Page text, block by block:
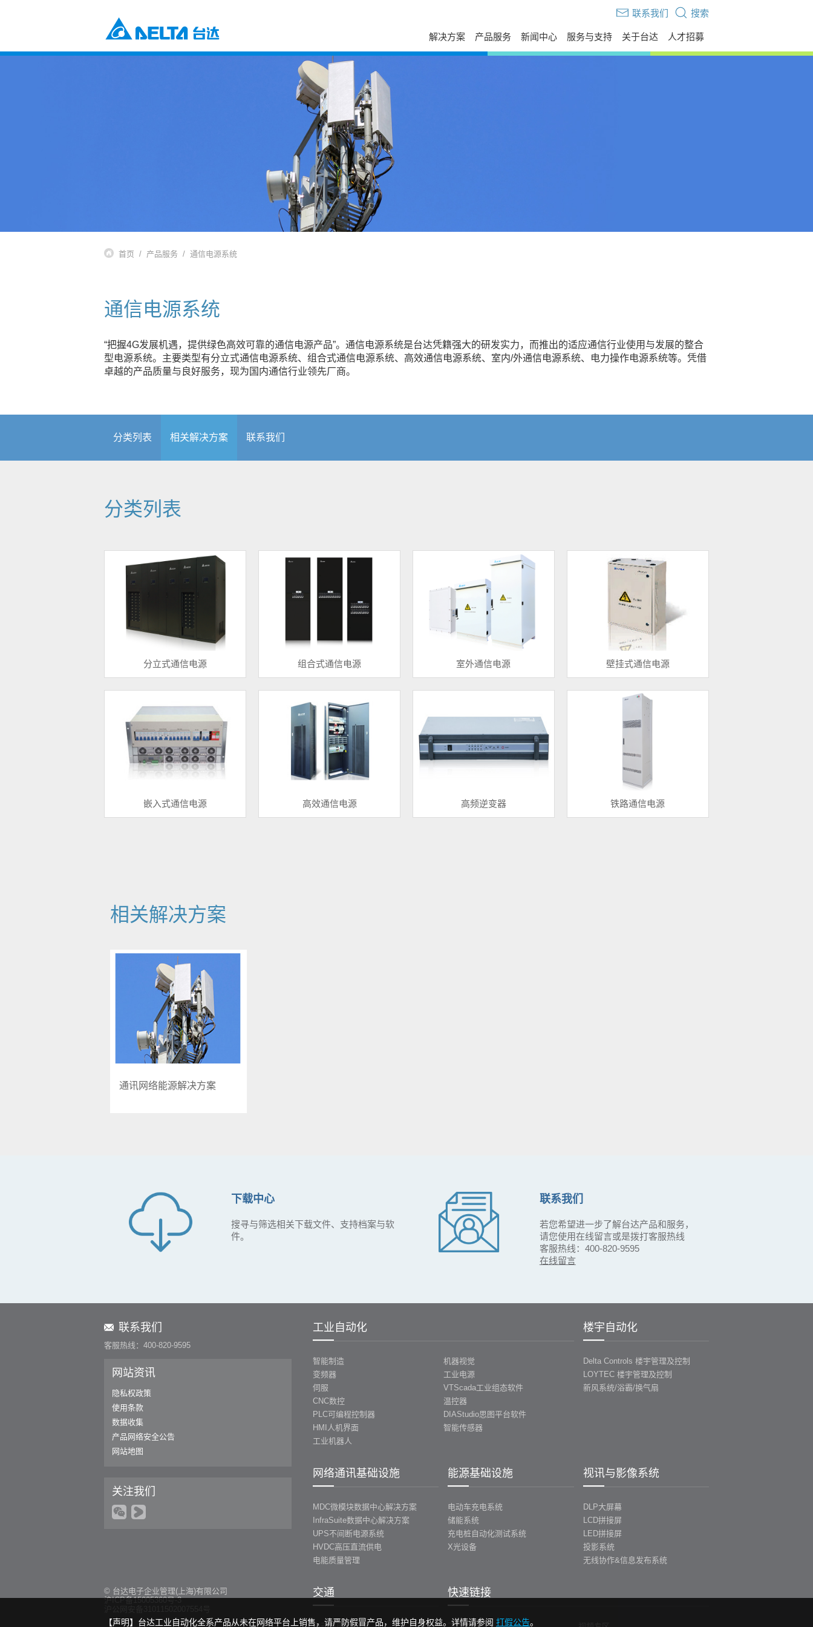
搜索
联系我们
解决方案 产品服务
能源基础设施
新闻中心
活动讯息
视频专区
出版刊物
新闻联络
服务与支持
服务与支持
售后服务
电源年保服务
工业自动化服务
打假公告
常见问题
产品网络安全漏洞管理政策
培训中心
云课堂
课堂培训
在线留言
关于台达
台达简介
发展历程与企业文化
经营团队
事业范畴
全球营运
研发与创新
国家认可实验室
大事纪
可持续发展
相关连结
供货商自荐
人才招募
首页 产品服务 通信电源系统
通信电源系统
“把握4G发展机遇，提供绿色高效可靠的通信电源产品”。通信电源系统是台达凭籍强大的研发实力，而推出的适应通信行业使用与发展的整合
型电源系统。主要类型有分立式通信电源系统、组合式通信电源系统、高效通信电源系统、室内/外通信电源系统、电力操作电源系统等。凭借
卓越的产品质量与良好服务，现为国内通信行业领先厂商。
分类列表 相关解决方案 联系我们
分类列表
分立式通信电源 组合式通信电源 室外通信电源 壁挂式通信电源
嵌入式通信电源 高效通信电源 高频逆变器 铁路通信电源
相关解决方案
通讯网络能源解决方案
下载中心
搜寻与筛选相关下载文件、支持档案与软
件。
联系我们
若您希望进一步了解台达产品和服务，
请您使用在线留言或是拨打客服热线
客服热线：400-820-9595
在线留言
联系我们
客服热线：400-820-9595
网站资讯
隐私权政策
使用条款
数据收集
产品网络安全公告
网站地图
关注我们
© 台达电子企业管理(上海)有限公司
沪ICP备15005360号-3
工业自动化
智能制造
变频器
伺服
CNC数控
PLC可编程控制器
HMI人机界面
工业机器人
机器视觉
工业电源
VTScada工业组态软件
温控器
DIAStudio思图平台软件
智能传感器
楼宇自动化
Delta Controls 楼宇管理及控制
LOYTEC 楼宇管理及控制
新风系统/浴霸/换气扇
网络通讯基础设施
MDC微模块数据中心解决方案
InfraSuite数据中心解决方案
UPS不间断电源系统
HVDC高压直流供电
电能质量管理
能源基础设施
电动车充电系统
储能系统
充电桩自动化测试系统
X光设备
视讯与影像系统
DLP大屏幕
LCD拼接屏
LED拼接屏
投影系统
无线协作&信息发布系统
交通 快速链接
【声明】台达工业自动化全系产品从未在网络平台上销售，请严防假冒产品，维护自身权益。详情请参阅 打假公告。